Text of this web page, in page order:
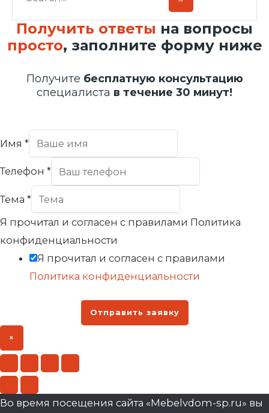
Получить ответы на вопросы
просто, заполните форму ниже
Получите бесплатную консультацию
специалиста в течение 30 минут!
Имя *
Телефон *
Тема *
Я прочитал и согласен с правилами Политика
конфиденциальности
Я прочитал и согласен с правилами
Политика конфиденциальности
Отправить заявку
×
Во время посещения сайта «Mebelvdom-sp.ru» вы